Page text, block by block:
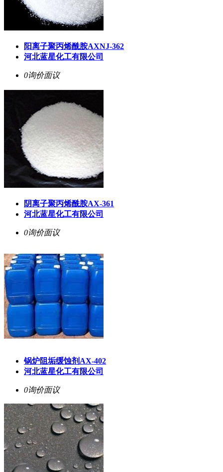
阳离子聚丙烯酰胺AXNJ-362
河北蓝星化工有限公司
0询价面议
阴离子聚丙烯酰胺AX-361
河北蓝星化工有限公司
0询价面议
锅炉阻垢缓蚀剂AX-402
河北蓝星化工有限公司
0询价面议